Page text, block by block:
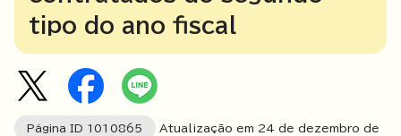
tipo do ano fiscal
Página ID 1010865 Atualização em 24 de dezembro de